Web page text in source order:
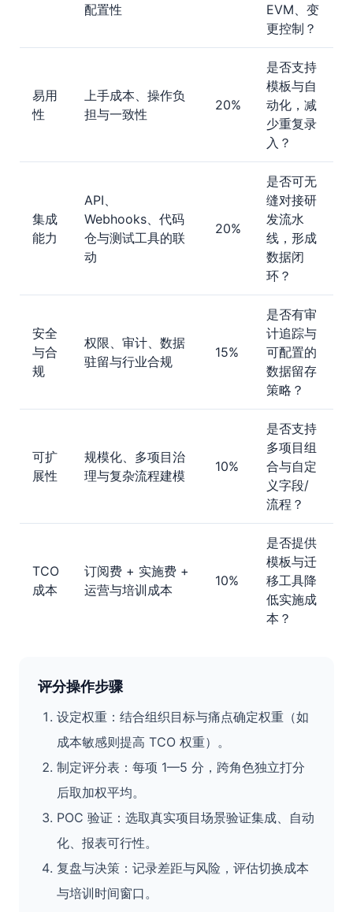
配置性
EVM、变
更控制？
易用
性
上手成本、操作负
担与一致性
20%
是否支持
模板与自
动化，减
少重复录
入？
集成
能力
API、
Webhooks、代码
仓与测试工具的联
动
20%
是否可无
缝对接研
发流水
线，形成
数据闭
环？
安全
与合
规
权限、审计、数据
驻留与行业合规
15%
是否有审
计追踪与
可配置的
数据留存
策略？
可扩
展性
规模化、多项目治
理与复杂流程建模
10%
是否支持
多项目组
合与自定
义字段/
流程？
TCO
成本
订阅费 + 实施费 +
运营与培训成本
10%
是否提供
模板与迁
移工具降
低实施成
本？
评分操作步骤
设定权重：结合组织目标与痛点确定权重（如
成本敏感则提高 TCO 权重）。
制定评分表：每项 1—5 分，跨角色独立打分
后取加权平均。
POC 验证：选取真实项目场景验证集成、自动
化、报表可行性。
复盘与决策：记录差距与风险，评估切换成本
与培训时间窗口。